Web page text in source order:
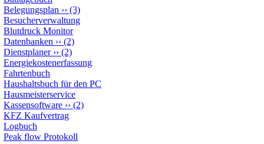
Belegungsplan ›› (3)
Besucherverwaltung
Blutdruck Monitor
Datenbanken ›› (2)
Dienstplaner›› (2)
Energiekostenerfassung
Fahrtenbuch
Haushaltsbuch für den PC
Hausmeisterservice
Kassensoftware ›› (2)
KFZ Kaufvertrag
Logbuch
Peak flow Protokoll